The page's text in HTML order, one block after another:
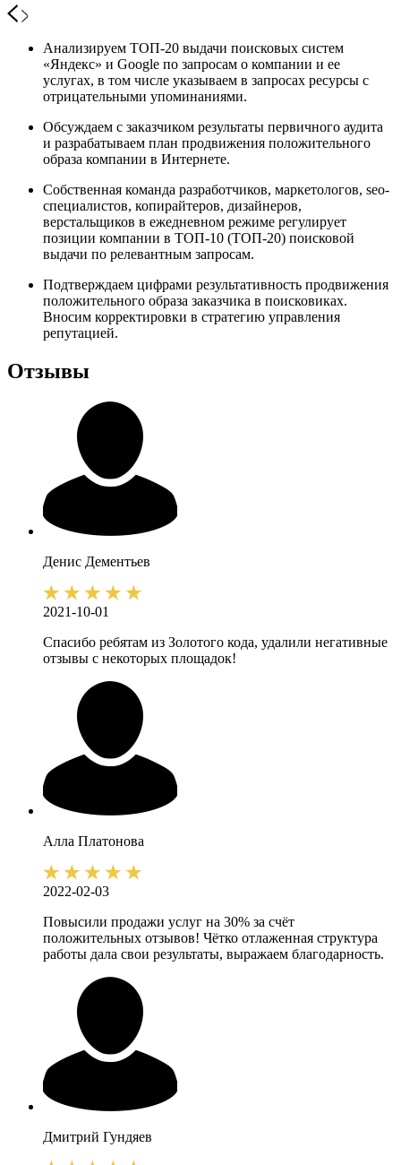
Анализируем ТОП-20 выдачи поисковых систем
«Яндекс» и Google по запросам о компании и ее
услугах, в том числе указываем в запросах ресурсы с
отрицательными упоминаниями.
Обсуждаем с заказчиком результаты первичного аудита
и разрабатываем план продвижения положительного
образа компании в Интернете.
Собственная команда разработчиков, маркетологов, seo-
специалистов, копирайтеров, дизайнеров,
верстальщиков в ежедневном режиме регулирует
позиции компании в ТОП-10 (ТОП-20) поисковой
выдачи по релевантным запросам.
Подтверждаем цифрами результативность продвижения
положительного образа заказчика в поисковиках.
Вносим корректировки в стратегию управления
репутацией.
Отзывы
Денис Дементьев
2021-10-01
Спасибо ребятам из Золотого кода, удалили негативные
отзывы с некоторых площадок!
Алла Платонова
2022-02-03
Повысили продажи услуг на 30% за счёт
положительных отзывов! Чётко отлаженная структура
работы дала свои результаты, выражаем благодарность.
Дмитрий Гундяев